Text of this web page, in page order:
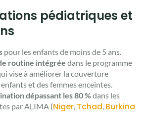
pédiatriques et
pour les enfants de moins de 5 ans.
routine intégrée dans le programme
vise à améliorer la couverture
et des femmes enceintes.
dépassant les 80 %dans les
par ALIMA (Niger Tchad Burkina